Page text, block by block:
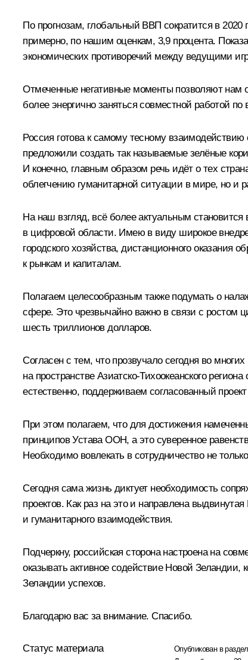
По прогнозам, глобальный ВВП сократится в
примерно, по нашим оценкам, 3,9 процента.
экономических противоречий между ведущими
Отмеченные негативные моменты позволяют нам
более энергично заняться совместной работой
Россия готова к самому тесному
предложили создать так называемые зелёные
И конечно, главным образом речь идёт о тех
облегчению гуманитарной ситуации в мире, но и
На наш взгляд, всё более актуальным становится
в цифровой области. Имею в виду широкое
городского хозяйства, дистанционного
к рынкам и капиталам.
Полагаем целесообразным также подумать о
сфере. Это чрезвычайно важно в связи с ростом
шесть триллионов долларов.
Согласен с тем, что прозвучало сегодня во
на пространстве Азиатско-Тихоокеанского
естественно, поддерживаем согласованный
При этом полагаем, что для достижения
принципов Устава ООН, а это суверенное
Необходимо вовлекать в сотрудничество не
Сегодня сама жизнь диктует необходимость
проектов. Как раз на это и направлена
и гуманитарного взаимодействия.
Подчеркну, российская сторона настроена на
оказывать активное содействие Новой
Зеландии успехов.
Благодарю вас за внимание. Спасибо.
Статус материала Опубликован в